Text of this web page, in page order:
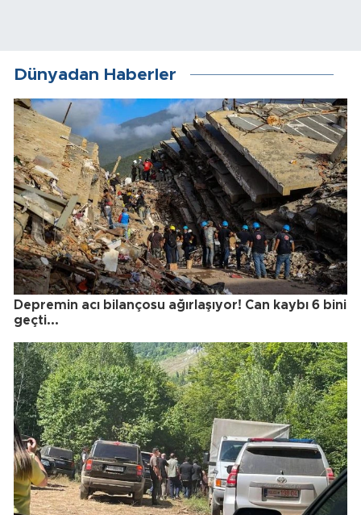
Dünyadan Haberler
Depremin acı bilançosu ağırlaşıyor! Can kaybı 6 bini
geçti...